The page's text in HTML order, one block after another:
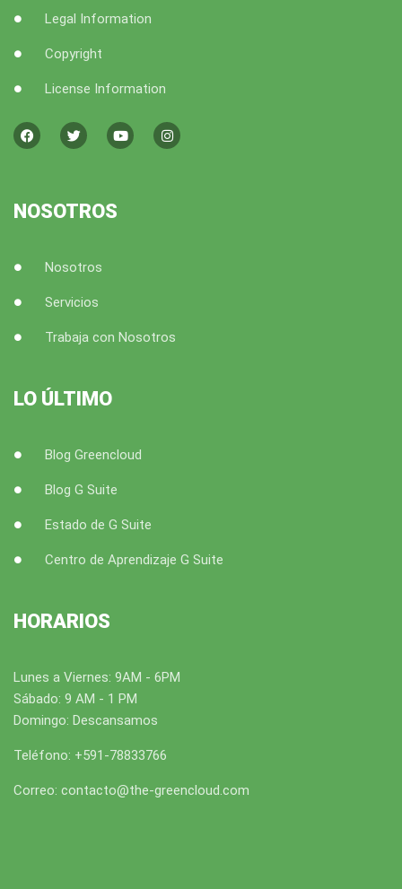
Legal Information
Copyright
License Information
a
c
e
k
w
i
t
o
u
t
n
s
t
NOSOTROS
Nosotros
Servicios
Trabaja con Nosotros
LO ÚLTIMO
Blog Greencloud
Blog G Suite
Estado de G Suite
Centro de Aprendizaje G Suite
HORARIOS
Lunes a Viernes: 9AM - 6PM
Sábado: 9 AM - 1 PM
Domingo: Descansamos
Teléfono: +591-78833766
Correo: contacto@the-greencloud.com